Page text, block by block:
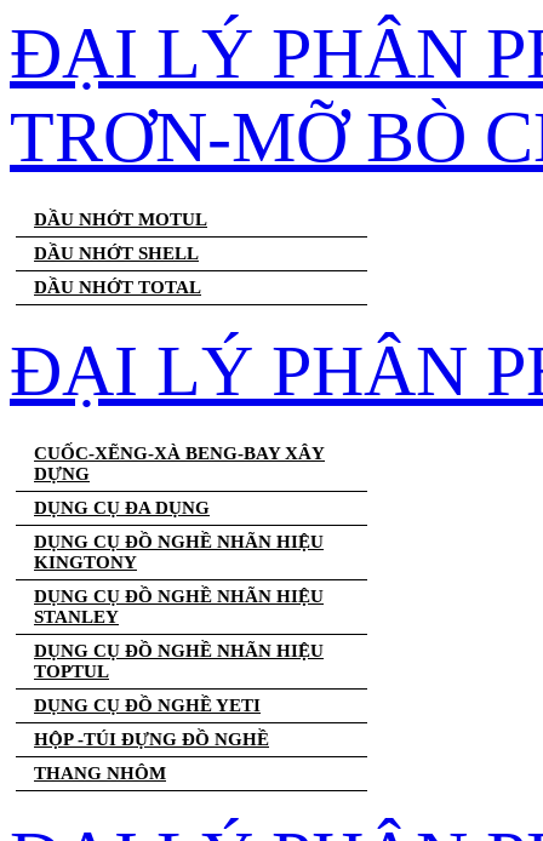
ĐẠI LÝ PHÂN
TRƠN-MỠ BÒ
DẦU NHỚT MOTUL
DẦU NHỚT SHELL
DẦU NHỚT TOTAL
ĐẠI LÝ PHÂN
CUỐC-XẼNG-XÀ BENG-BAY XÂY
DỰNG
DỤNG CỤ ĐA DỤNG
DỤNG CỤ ĐỒ NGHỀ NHÃN HIỆU
KINGTONY
DỤNG CỤ ĐỒ NGHỀ NHÃN HIỆU
STANLEY
DỤNG CỤ ĐỒ NGHỀ NHÃN HIỆU
TOPTUL
DỤNG CỤ ĐỒ NGHỀ YETI
HỘP -TÚI ĐỰNG ĐỒ NGHỀ
THANG NHÔM